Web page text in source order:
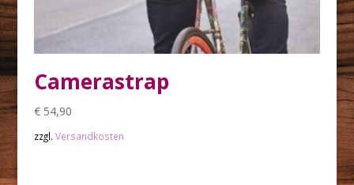
Camerastrap
€54,90
zzgl. Versandkosten